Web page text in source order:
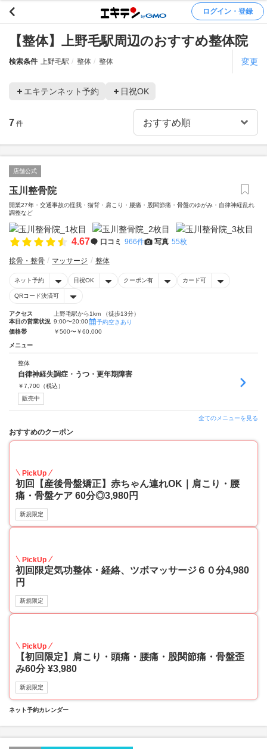
ログイン・登録
【整体】上野毛駅周辺のおすすめ整体院
検索条件 上野毛駅 整体 整体 変更
エキテンネット予約 日祝OK
7 件
店舗公式
玉川整骨院
開業27年・交通事故の怪我・猫背・肩こり・腰痛・股関節痛・骨盤のゆがみ・自律神経乱れ
調整など
4.67 口コミ 966件 写真 55枚
接骨・整骨 マッサージ 整体
ネット予約 日祝OK クーポン有 カード可
QRコード決済可
アクセス
上野毛駅から1km （徒歩13分）
本日の営業状況 9:00〜20:00
予約空きあり
価格帯
￥500〜￥60,000
メニュー
整体
自律神経失調症・うつ・更年期障害
￥7,700 （税込）
販売中
全てのメニューを見る
おすすめのクーポン
PickUp
初回【産後骨盤矯正】赤ちゃん連れOK｜肩こり・腰
痛・骨盤ケア 60分◎3,980円
新規限定
PickUp
初回限定気功整体・経絡、ツボマッサージ６０分4,980
円
新規限定
PickUp
【初回限定】肩こり・頭痛・腰痛・股関節痛・骨盤歪
み60分 ¥3,980
新規限定
ネット予約カレンダー